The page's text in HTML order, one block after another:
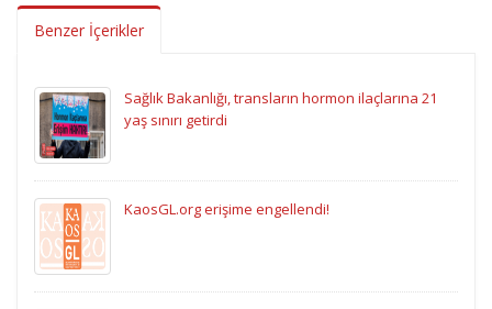
Benzer İçerikler
Sağlık Bakanlığı, transların hormon ilaçlarına 21
yaş sınırı getirdi
KaosGL.org erişime engellendi!